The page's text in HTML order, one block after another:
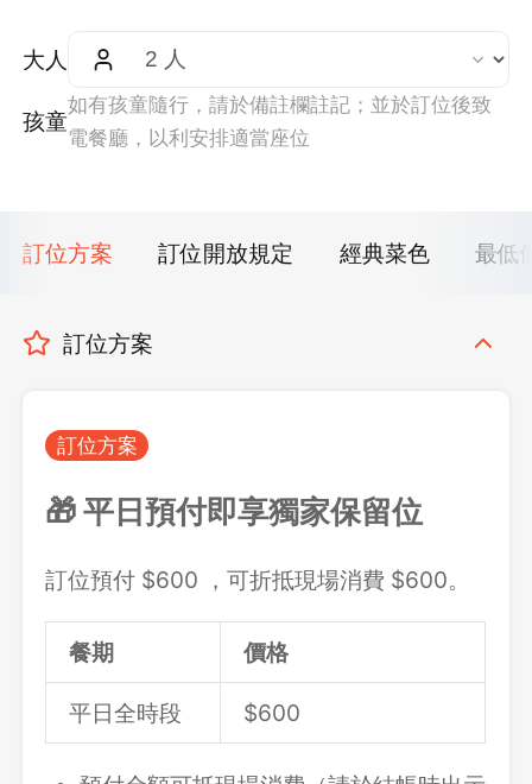
大人
孩童
如有孩童隨行，請於備註欄註記；並於訂位後致
電餐廳，以利安排適當座位
訂位方案 訂位開放規定 經典菜色 最低
訂位方案
訂位方案
🎁 平日預付即享獨家保留位
訂位預付 $600 ，可折抵現場消費 $600。
餐期 價格
平日全時段 $600